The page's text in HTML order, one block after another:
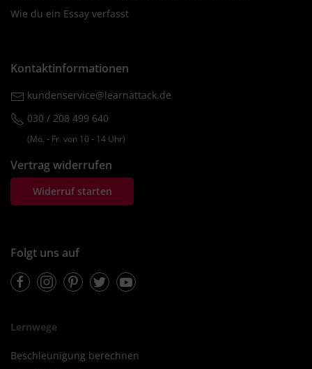
Wie du ein Essay verfasst
Kontaktinformationen
kundenservice@learnattack.de
030 / 208 499 640
(Mo. ‐ Fr. von 10 ‐ 14 Uhr)
Vertrag widerrufen
Widerruf starten
Folgt uns auf
FacebookInstagramPinterestTwitterYoutube
Lernwege
Beschleunigung berechnen